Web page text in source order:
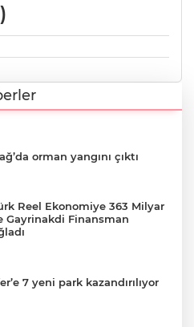
)
orman yangını çıktı
Reel Ekonomiye 363 Milyar
Gayrinakdi Finansman
7 yeni park kazandırılıyor